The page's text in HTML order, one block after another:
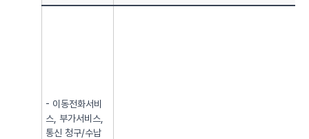
- 이동전화서비
스, 부가서비스,
통신 청구/수납